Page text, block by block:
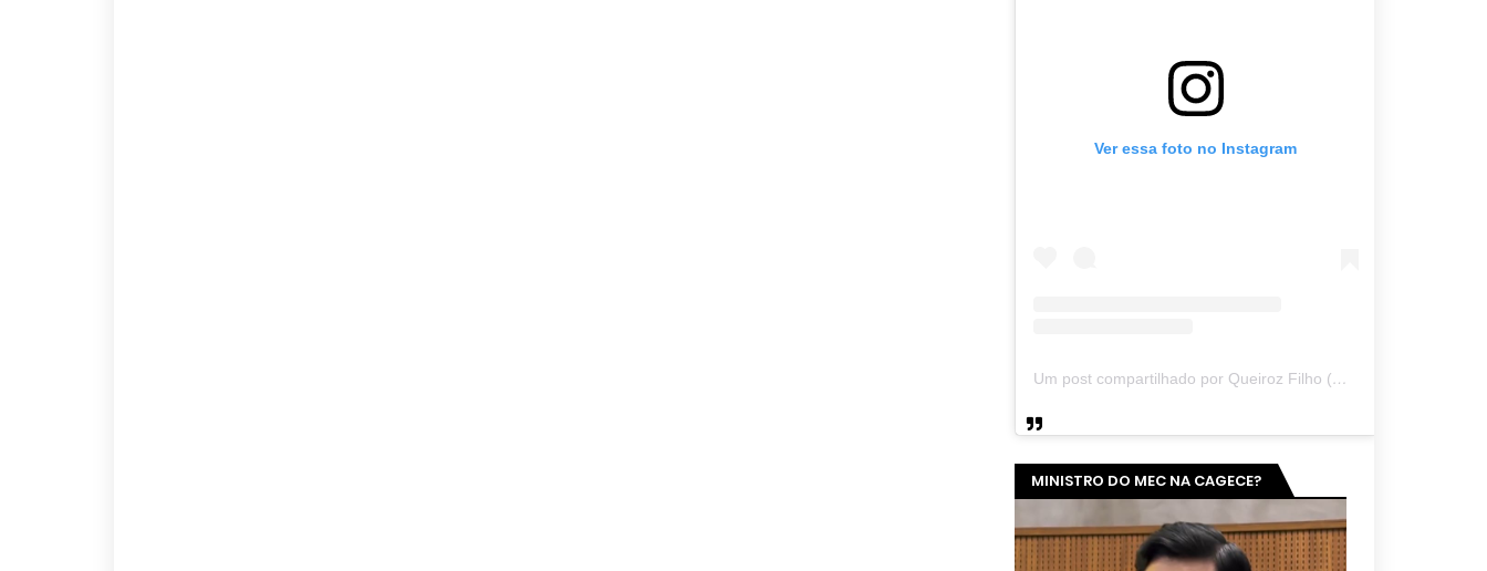
Ver essa foto no Instagram
Um post compartilhado por Queiroz Filho (@queirozmfilho)
MINISTRO DO MEC NA CAGECE?